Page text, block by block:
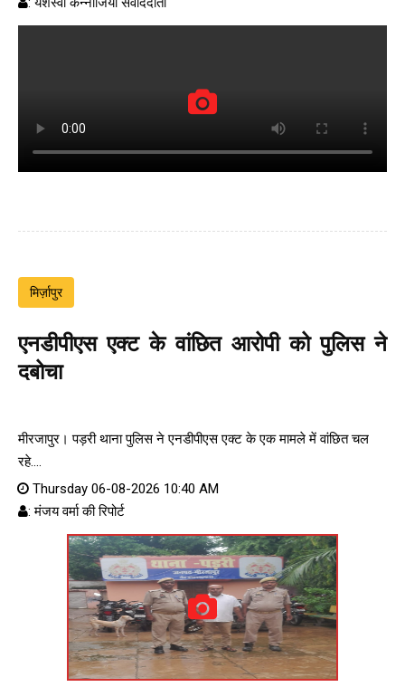
मिर्ज़ापुर
एनडीपीएस एक्ट के वांछित आरोपी को पुलिस ने
दबोचा
मीरजापुर। पड़री थाना पुलिस ने एनडीपीएस एक्ट के एक मामले में वांछित चल
रहे....
Thursday 06-08-2026 10:40 AM
: मंजय वर्मा की रिपोर्ट